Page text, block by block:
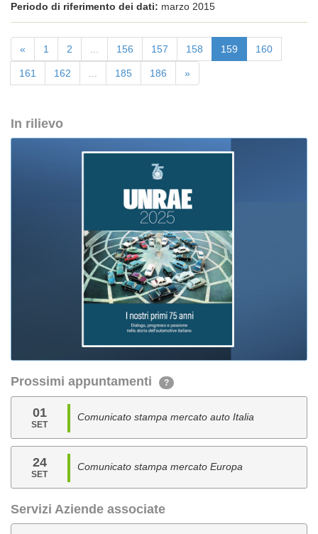
Periodo di riferimento dei dati: marzo 2015
« 1 2 156 157 158 159 160
161 162 185 186 »
In rilievo
Prossimi appuntamenti ?
01
SET
Comunicato stampa mercato auto Italia
24
SET
Comunicato stampa mercato Europa
Servizi Aziende associate